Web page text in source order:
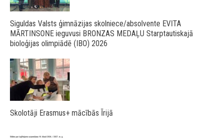
Siguldas Valsts ģimnāzijas skolniece/absolvente EVITA
MĀRTINSONE ieguvusi BRONZAS MEDAĻU Starptautiskajā
bioloģijas olimpiādē (IBO) 2026
Skolotāji Erasmus+ mācībās Īrijā